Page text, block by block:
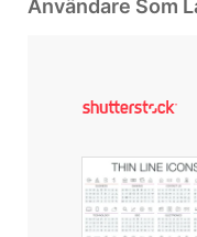
Användare Som